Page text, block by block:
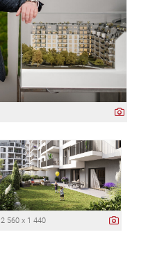
2 560 x 1 440